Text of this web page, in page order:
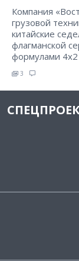
Компания
грузовой
китайские
флагманской
формулами
3